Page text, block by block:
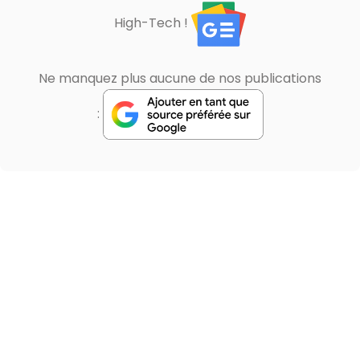
High-Tech !
Ne manquez plus aucune de nos publications
: